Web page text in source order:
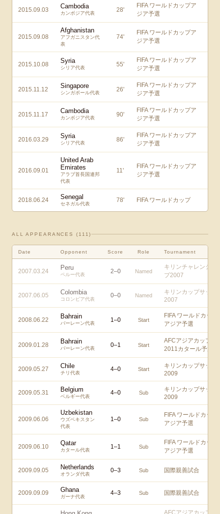
2015.09.03 Cambodia
カンボジア代表 28'
FIFA ワールドカップア
ジア予選
2015.09.08
Afghanistan
アフガニスタン代
表
74'
FIFA ワールドカップア
ジア予選
2015.10.08 Syria
シリア代表 55'
FIFA ワールドカップア
ジア予選
2015.11.12 Singapore
シンガポール代表 26'
FIFA ワールドカップア
ジア予選
2015.11.17 Cambodia
カンボジア代表 90'
FIFA ワールドカップア
ジア予選
2016.03.29 Syria
シリア代表 86'
FIFA ワールドカップア
ジア予選
2016.09.01
United Arab
Emirates
アラブ首長国連邦
代表
11'
FIFA ワールドカップア
ジア予選
2018.06.24 Senegal
セネガル代表
78' FIFA ワールドカップ
ALL APPEARANCES ( 111)
Date Opponent Score Role Tournament
2007.03.24 Peru
ペルー代表 2–0 Named
キリンチャレンジカ
プ2007
2007.06.05 Colombia
コロンビア代表
0–0 Named
キリンカップサッカ
2007
2008.06.22 Bahrain
バーレーン代表 1–0 Start
FIFA ワールドカップ
アジア予選
2009.01.28 Bahrain
バーレーン代表 0–1 Start
AFCアジアカップ
2011カタール予選
2009.05.27 Chile
チリ代表
4–0 Start
キリンカップサッカ
2009
2009.05.31 Belgium
ベルギー代表
4–0 Sub
キリンカップサッカ
2009
2009.06.06
Uzbekistan
ウズベキスタン
代表
1–0 Sub
FIFA ワールドカップ
アジア予選
2009.06.10 Qatar
カタール代表 1–1 Sub
FIFA ワールドカップ
アジア予選
2009.09.05 Netherlands
オランダ代表
0–3 Sub 国際親善試合
2009.09.09 Ghana
ガーナ代表
4–3 Sub 国際親善試合
AFCアジアカップ